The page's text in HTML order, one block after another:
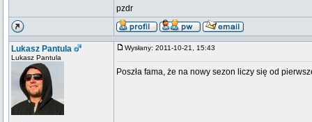
pzdr
Lukasz Pantula
Lukasz Pantula
Wysłany: 2011-10-21, 15:43
Poszła fama, że na nowy sezon liczy się od